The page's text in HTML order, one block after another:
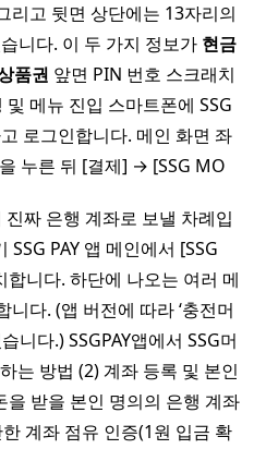
리고 뒷면 상단에는 13자리의
니다. 이 두 가지 정보가 현금
품권 앞면 PIN 번호 스크래치
및 메뉴 진입 스마트폰에 SSG
로그인합니다. 메인 화면 좌
누른 뒤 [결제] → [SSG MO
짜 은행 계좌로 보낼 차례입
PAY 앱 메인에서 [SSG
니다. 하단에 나오는 여러 메
다. (앱 버전에 따라 ‘충전머
니다.) SSGPAY앱에서 SSG머
는 방법 (2) 계좌 등록 및 본인
을 받을 본인 명의의 은행 계좌
계좌 점유 인증(1원 입금 확